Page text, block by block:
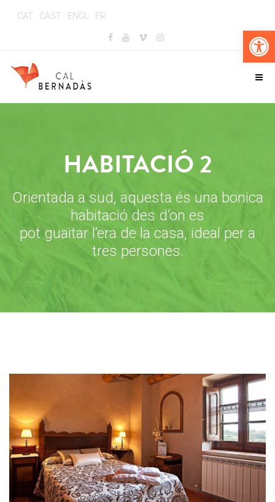
CAT CAST ENGL FR
HABITACIÓ 2
Orientada a sud, aquesta és una bonica
habitació des d’on es
pot guaitar l’era de la casa, ideal per a
tres persones.